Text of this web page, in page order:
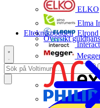
ELKO
Elma
Interact
Översikt
Elteknikpodden